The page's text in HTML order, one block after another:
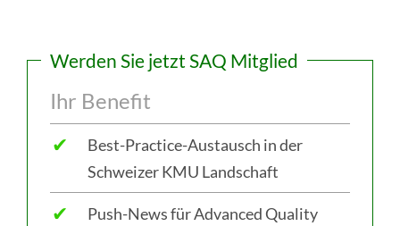
Werden Sie jetzt SAQ Mitglied
Ihr Benefit
✔
Best-Practice-Austausch in der
Schweizer KMU Landschaft
✔
Push-News für Advanced Quality